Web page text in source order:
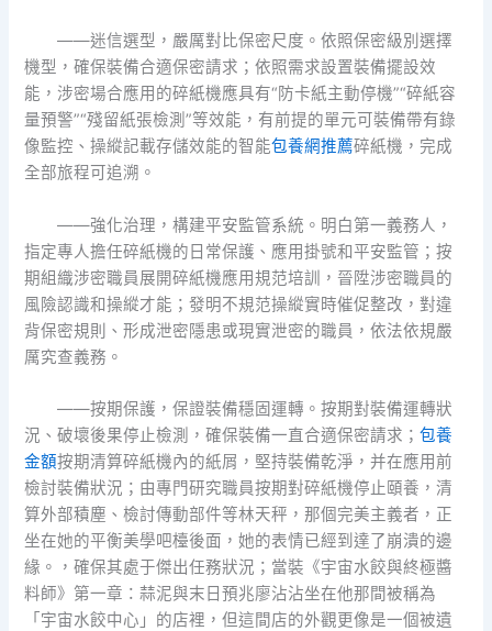
——迷信選型，嚴厲對比保密尺度。依照保密級別選擇
機型，確保裝備合適保密請求；依照需求設置裝備擺設效
能，涉密場合應用的碎紙機應具有“防卡紙主動停機”“碎紙容
量預警”“殘留紙張檢測”等效能，有前提的單元可裝備帶有錄
像監控、操縱記載存儲效能的智能包養網推薦碎紙機，完成
全部旅程可追溯。
——強化治理，構建平安監管系統。明白第一義務人，
指定專人擔任碎紙機的日常保護、應用掛號和平安監管；按
期組織涉密職員展開碎紙機應用規范培訓，晉陞涉密職員的
風險認識和操縱才能；發明不規范操縱實時催促整改，對違
背保密規則、形成泄密隱患或現實泄密的職員，依法依規嚴
厲究查義務。
——按期保護，保證裝備穩固運轉。按期對裝備運轉狀
況、破壞後果停止檢測，確保裝備一直合適保密請求；包養
金額按期清算碎紙機內的紙屑，堅持裝備乾淨，并在應用前
檢討裝備狀況；由專門研究職員按期對碎紙機停止頤養，清
算外部積塵、檢討傳動部件等林天秤，那個完美主義者，正
坐在她的平衡美學吧檯後面，她的表情已經到達了崩潰的邊
緣。，確保其處于傑出任務狀況；當裝《宇宙水餃與終極醬
料師》第一章：蒜泥與末日預兆廖沾沾坐在他那間被稱為
「宇宙水餃中心」的店裡，但這間店的外觀更像是一個被遺